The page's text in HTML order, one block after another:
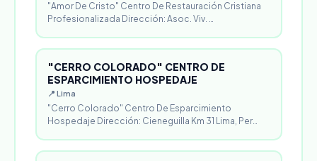
"Amor De Cristo" Centro De Restauración Cristiana
Profesionalizada Dirección: Asoc. Viv. …
"CERRO COLORADO" CENTRO DE
ESPARCIMIENTO HOSPEDAJE
📍 Lima
"Cerro Colorado" Centro De Esparcimiento
Hospedaje Dirección: Cieneguilla Km 31 Lima, Per…